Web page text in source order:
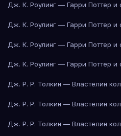
Дж. К. Роулинг — Гарри Поттер и
Дж. К. Роулинг — Гарри Поттер и
Дж. К. Роулинг — Гарри Поттер и
Дж. К. Роулинг — Гарри Поттер и
Дж. Р. Р. Толкин — Властелин
Дж. Р. Р. Толкин — Властелин
Дж. Р. Р. Толкин — Властелин